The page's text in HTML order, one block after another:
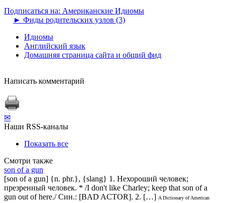
Подписаться на: Американские Идиомы
► Фиды родительских узлов (3)
Идиомы
Английский язык
Домашняя страница сайта и общий фид
Написать комментарий
✉
Наши RSS-каналы
Показать все
Смотри также
son of a gun
[son of a gun] {n. phr.}, {slang} 1. Нехороший человек;
презренный человек. * /I don't like Charley; keep that son of a
gun out of here./ Син.: [BAD ACTOR]. 2. […] A Dictionary of American